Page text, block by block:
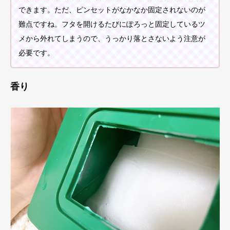
できます。ただ、ピンセットがなかなか固定されないのが
難点ですね。フタを開けるたびにぽろっと固定しているツ
メから外れてしまうので、うっかり落とさないよう注意が
必要です。
香り